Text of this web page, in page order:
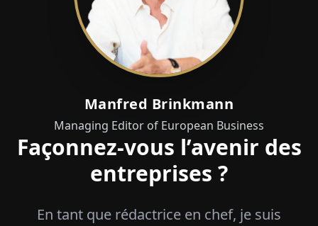
Manfred Brinkmann
Managing Editor of European Business
Façonnez-vous l’avenir des
entreprises ?
En tant que rédactrice en chef, je suis